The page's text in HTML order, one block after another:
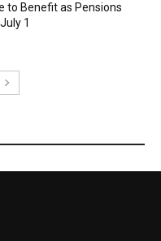
to Benefit as Pensions
1